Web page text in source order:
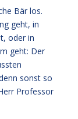
Bär los.
geht, in
oder in
geht: Der
sonst so
Professor